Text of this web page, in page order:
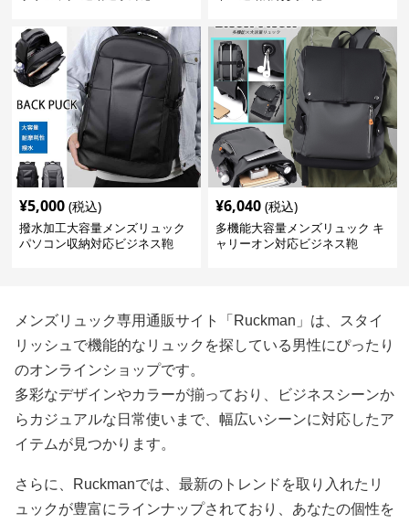
¥5,000 (税込)
撥水加工大容量メンズリュック
パソコン収納対応ビジネス鞄
¥6,040 (税込)
多機能大容量メンズリュック キ
ャリーオン対応ビジネス鞄
メンズリュック専用通販サイト「Ruckman」は、スタイ
リッシュで機能的なリュックを探している男性にぴったり
のオンラインショップです。
多彩なデザインやカラーが揃っており、ビジネスシーンか
らカジュアルな日常使いまで、幅広いシーンに対応したア
イテムが見つかります。
さらに、Ruckmanでは、最新のトレンドを取り入れたリ
ュックが豊富にラインナップされており、あなたの個性を